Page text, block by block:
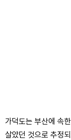
가덕도는 부산에 속
살았던 것으로 추정